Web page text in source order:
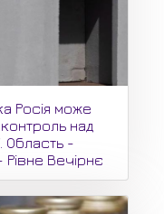
Росія може
над
Область -
Вечірнє